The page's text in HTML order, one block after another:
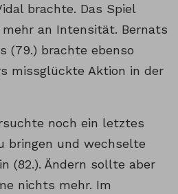
brachte. Das Spiel
an Intensität. Bernats
(79.) brachte ebenso
missglückte Aktion in der
noch ein letztes
bringen und wechselte
(82.). Ändern sollte aber
nichts mehr. Im